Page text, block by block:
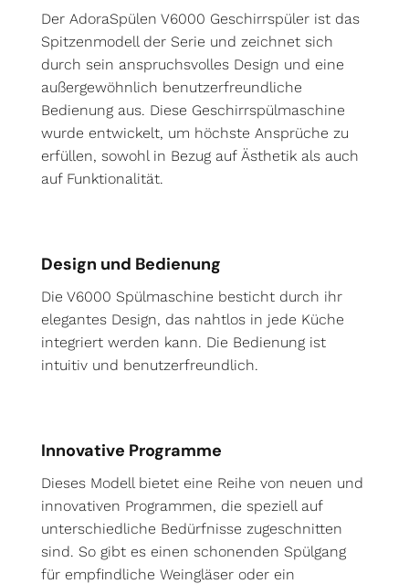
Der AdoraSpülen V6000 Geschirrspüler ist das
Spitzenmodell der Serie und zeichnet sich
durch sein anspruchsvolles Design und eine
außergewöhnlich benutzerfreundliche
Bedienung aus. Diese Geschirrspülmaschine
wurde entwickelt, um höchste Ansprüche zu
erfüllen, sowohl in Bezug auf Ästhetik als auch
auf Funktionalität.
Design und Bedienung
Die V6000 Spülmaschine besticht durch ihr
elegantes Design, das nahtlos in jede Küche
integriert werden kann. Die Bedienung ist
intuitiv und benutzerfreundlich.
Innovative Programme
Dieses Modell bietet eine Reihe von neuen und
innovativen Programmen, die speziell auf
unterschiedliche Bedürfnisse zugeschnitten
sind. So gibt es einen schonenden Spülgang
für empfindliche Weingläser oder ein